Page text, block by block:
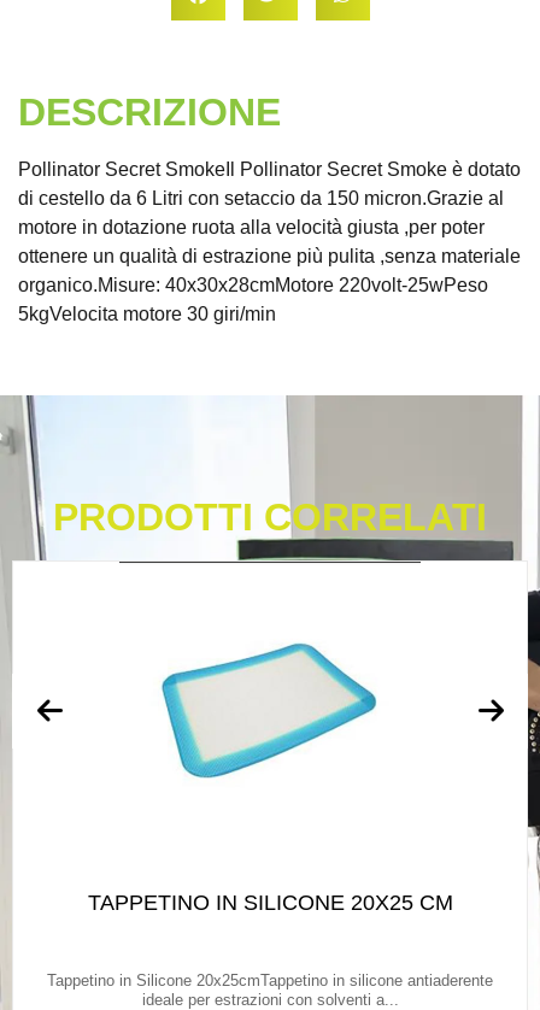
DESCRIZIONE
Pollinator Secret SmokeIl Pollinator Secret Smoke è dotato
di cestello da 6 Litri con setaccio da 150 micron.Grazie al
motore in dotazione ruota alla velocità giusta ,per poter
ottenere un qualità di estrazione più pulita ,senza materiale
organico.Misure: 40x30x28cmMotore 220volt-25wPeso
5kgVelocita motore 30 giri/min
PRODOTTI CORRELATI
TAPPETINO IN SILICONE 20X25 CM
Tappetino in Silicone 20x25cmTappetino in silicone antiaderente
ideale per estrazioni con solventi a...